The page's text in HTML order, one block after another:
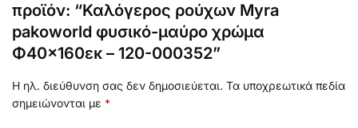
προϊόν: “Καλόγερος ρούχων Myra
pakoworld φυσικό-μαύρο χρώμα
Φ40×160εκ – 120-000352”
Η ηλ. διεύθυνση σας δεν δημοσιεύεται. Τα υποχρεωτικά πεδία
σημειώνονται με *